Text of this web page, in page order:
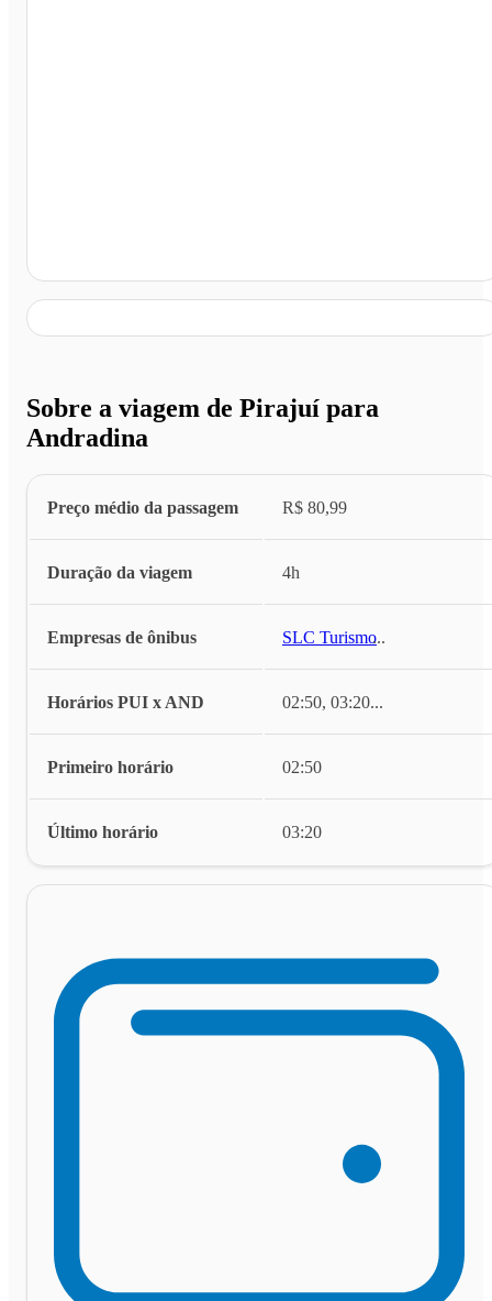
Sobre a viagem de Pirajuí para
Andradina
Preço médio da passagem R$ 80,99
Duração da viagem 4h
Empresas de ônibus SLC Turismo...
Horários PUI x AND 02:50, 03:20...
Primeiro horário 02:50
Último horário 03:20